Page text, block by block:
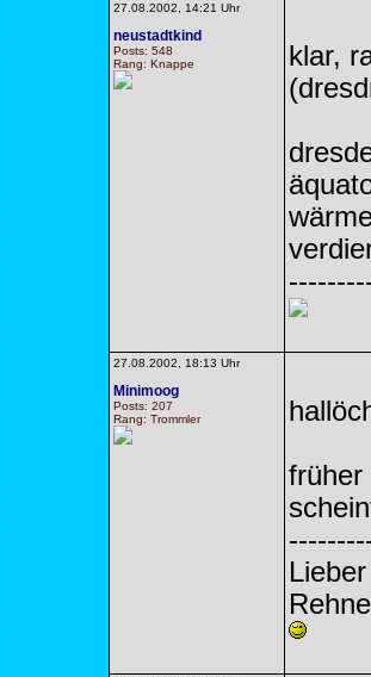
27.08.2002, 14:21 Uhr
neustadtkind
Posts: 548
Rang: Knappe
klar,
27.08.2002, 18:13 Uhr
Minimoog
Posts: 207
Rang: Trommler
früher